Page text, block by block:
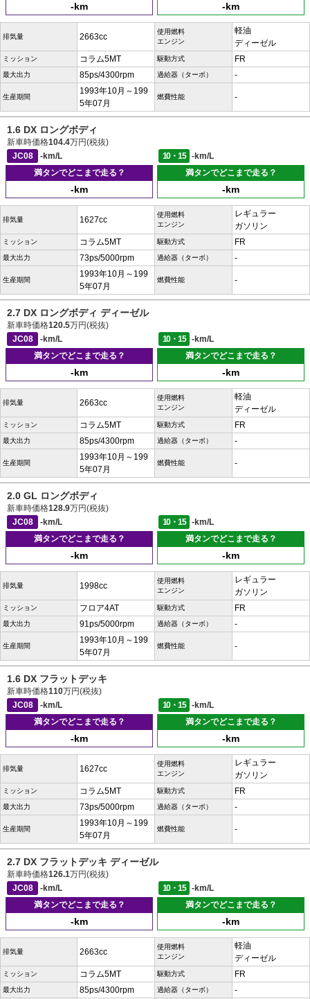
-km -km
排気量 2663cc
使用燃料
エンジン
軽油
ディーゼル
ミッション コラム5MT 駆動方式 FR
最大出力 85ps/4300rpm 過給器（ターボ） -
生産期間
1993年10月～199
5年07月
燃費性能 -
1.6 DX ロングボディ
新車時価格104.4万円(税抜)
JC08
-km/L 10・15
-km/L
満タンでどこまで走る？
-km
満タンでどこまで走る？
-km
排気量 1627cc
使用燃料
エンジン
レギュラー
ガソリン
ミッション コラム5MT 駆動方式 FR
最大出力 73ps/5000rpm 過給器（ターボ） -
生産期間
1993年10月～199
5年07月
燃費性能 -
2.7 DX ロングボディ ディーゼル
新車時価格120.5万円(税抜)
JC08
-km/L 10・15
-km/L
満タンでどこまで走る？
-km
満タンでどこまで走る？
-km
排気量 2663cc
使用燃料
エンジン
軽油
ディーゼル
ミッション コラム5MT 駆動方式 FR
最大出力 85ps/4300rpm 過給器（ターボ） -
生産期間
1993年10月～199
5年07月
燃費性能 -
2.0 GL ロングボディ
新車時価格128.9万円(税抜)
JC08
-km/L 10・15
-km/L
満タンでどこまで走る？
-km
満タンでどこまで走る？
-km
排気量 1998cc
使用燃料
エンジン
レギュラー
ガソリン
ミッション フロア4AT 駆動方式 FR
最大出力 91ps/5000rpm 過給器（ターボ） -
生産期間
1993年10月～199
5年07月
燃費性能 -
1.6 DX フラットデッキ
新車時価格110万円(税抜)
JC08
-km/L 10・15
-km/L
満タンでどこまで走る？
-km
満タンでどこまで走る？
-km
排気量 1627cc
使用燃料
エンジン
レギュラー
ガソリン
ミッション コラム5MT 駆動方式 FR
最大出力 73ps/5000rpm 過給器（ターボ） -
生産期間
1993年10月～199
5年07月
燃費性能 -
2.7 DX フラットデッキ ディーゼル
新車時価格126.1万円(税抜)
JC08
-km/L 10・15
-km/L
満タンでどこまで走る？
-km
満タンでどこまで走る？
-km
排気量 2663cc
使用燃料
エンジン
軽油
ディーゼル
ミッション コラム5MT 駆動方式 FR
最大出力 85ps/4300rpm 過給器（ターボ） -